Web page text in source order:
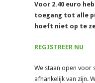
Voor 2.40 euro
toegang tot alle
hoeft niet op te
REGISTREER NU
We staan open voor
afhankelijk van zijn.